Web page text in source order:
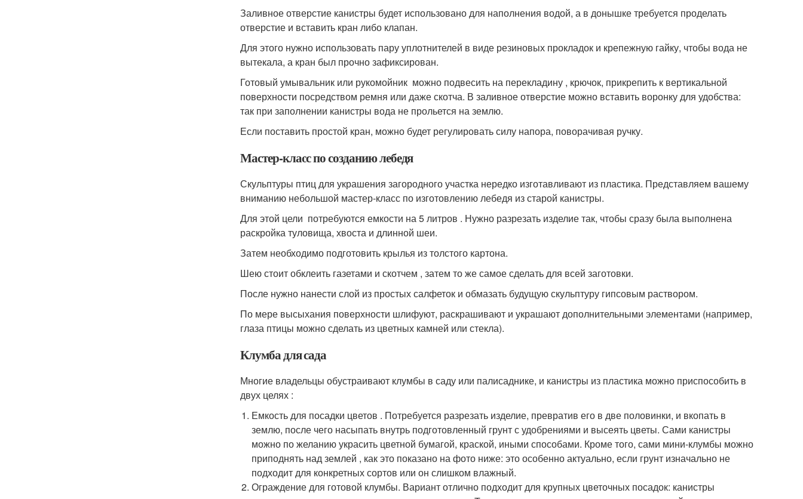
Заливное отверстие канистры будет использовано для наполнения водой, а в донышке требуется проделать
отверстие и вставить кран либо клапан.
Для этого нужно использовать пару уплотнителей в виде резиновых прокладок и крепежную гайку, чтобы вода не
вытекала, а кран был прочно зафиксирован.
Готовый умывальник или рукомойник можно подвесить на перекладину , крючок, прикрепить к вертикальной
поверхности посредством ремня или даже скотча. В заливное отверстие можно вставить воронку для удобства:
так при заполнении канистры вода не прольется на землю.
Если поставить простой кран, можно будет регулировать силу напора, поворачивая ручку.
Мастер-класс по созданию лебедя
Скульптуры птиц для украшения загородного участка нередко изготавливают из пластика. Представляем вашему
вниманию небольшой мастер-класс по изготовлению лебедя из старой канистры.
Для этой цели потребуются емкости на 5 литров . Нужно разрезать изделие так, чтобы сразу была выполнена
раскройка туловища, хвоста и длинной шеи.
Затем необходимо подготовить крылья из толстого картона.
Шею стоит обклеить газетами и скотчем , затем то же самое сделать для всей заготовки.
После нужно нанести слой из простых салфеток и обмазать будущую скульптуру гипсовым раствором.
По мере высыхания поверхности шлифуют, раскрашивают и украшают дополнительными элементами (например,
глаза птицы можно сделать из цветных камней или стекла).
Клумба для сада
Многие владельцы обустраивают клумбы в саду или палисаднике, и канистры из пластика можно приспособить в
двух целях :
Емкость для посадки цветов . Потребуется разрезать изделие, превратив его в две половинки, и вкопать в
землю, после чего насыпать внутрь подготовленный грунт с удобрениями и высеять цветы. Сами канистры
можно по желанию украсить цветной бумагой, краской, иными способами. Кроме того, сами мини-клумбы можно
приподнять над землей , как это показано на фото ниже: это особенно актуально, если грунт изначально не
подходит для конкретных сортов или он слишком влажный.
Ограждение для готовой клумбы. Вариант отлично подходит для крупных цветочных посадок: канистры